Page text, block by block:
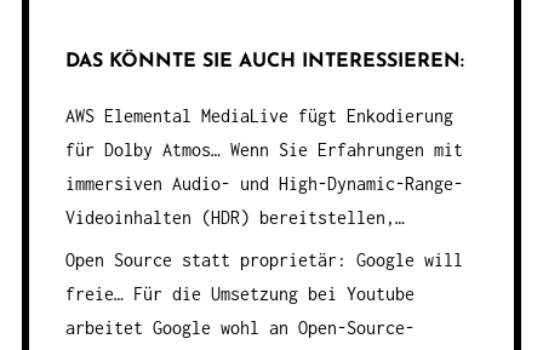
DAS KÖNNTE SIE AUCH INTERESSIEREN:
AWS Elemental MediaLive fügt Enkodierung
für Dolby Atmos…Wenn Sie Erfahrungen mit
immersiven Audio- und High-Dynamic-Range-
Videoinhalten (HDR) bereitstellen,…
Open Source statt proprietär: Google will
freie…Für die Umsetzung bei Youtube
arbeitet Google wohl an Open-Source-